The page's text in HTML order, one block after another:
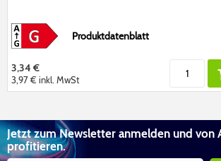
Produktdatenblatt
3,34 €
3,97 € inkl. MwSt
Jetzt zum Newsletter anmelden und von
profitieren.